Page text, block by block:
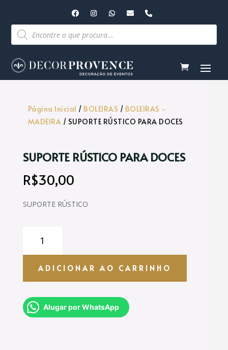
Pesquisar
produtos
Página Inicial / BOLEIRAS / BOLEIRAS -
MADEIRA / SUPORTE RÚSTICO PARA DOCES
SUPORTE RÚSTICO PARA DOCES
R$30,00
SUPORTE RÚSTICO
RÚSTICO
PARA
DOCESADICIONAR AO CARRINHO
Alugar por WhatsApp